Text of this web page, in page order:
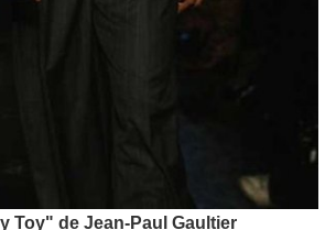
Toy" de Jean-Paul Gaultier